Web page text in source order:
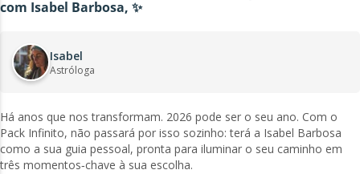
com Isabel Barbosa, ✨
Isabel
Astróloga
Há anos que nos transformam. 2026 pode ser o seu ano. Com o
Pack Infinito, não passará por isso sozinho: terá a Isabel Barbosa
como a sua guia pessoal, pronta para iluminar o seu caminho em
três momentos‑chave à sua escolha.